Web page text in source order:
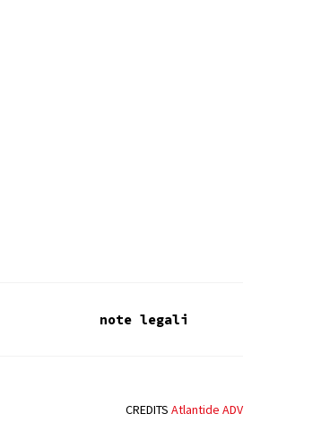
note legali
CREDITS Atlantide ADV